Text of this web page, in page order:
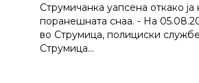
Струмичанка уапсена откако ја
поранешната снаа. - На
во Струмица, полициски
Струмица…